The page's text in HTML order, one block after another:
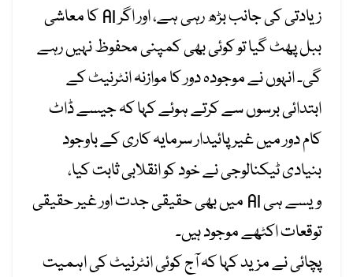
زیادتی کی جانب بڑھ رہی ہے، اور اگر AI کا معاشی
ببل پھٹ گیا تو کوئی بھی کمپنی محفوظ نہیں رہے
گی۔ انہوں نے موجودہ دور کا موازنہ انٹرنیٹ کے
ابتدائی برسوں سے کرتے ہوئے کہا کہ جیسے ڈاٹ
کام دور میں غیر پائیدار سرمایہ کاری کے باوجود
بنیادی ٹیکنالوجی نے خود کو انقلابی ثابت کیا،
ویسے ہی AI میں بھی حقیقی جدت اور غیر حقیقی
توقعات اکٹھے موجود ہیں۔
پچائی نے مزید کہا کہ آج کوئی انٹرنیٹ کی اہمیت